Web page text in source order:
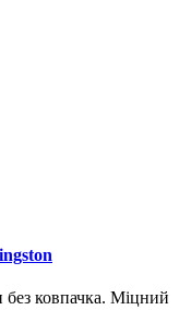
ковпачка. Міцний